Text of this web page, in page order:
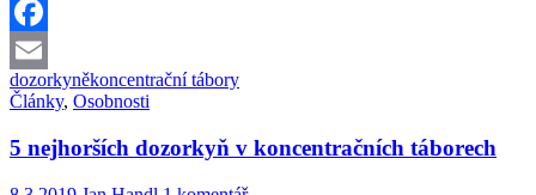
Twitter
Facebook
Email
dozorkyněkoncentrační tábory
Články, Osobnosti
5 nejhorších dozorkyň v koncentračních táborech